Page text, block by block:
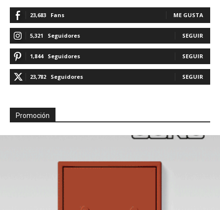
23,683 Fans ME GUSTA
5,321 Seguidores SEGUIR
1,844 Seguidores SEGUIR
23,782 Seguidores SEGUIR
Promoción